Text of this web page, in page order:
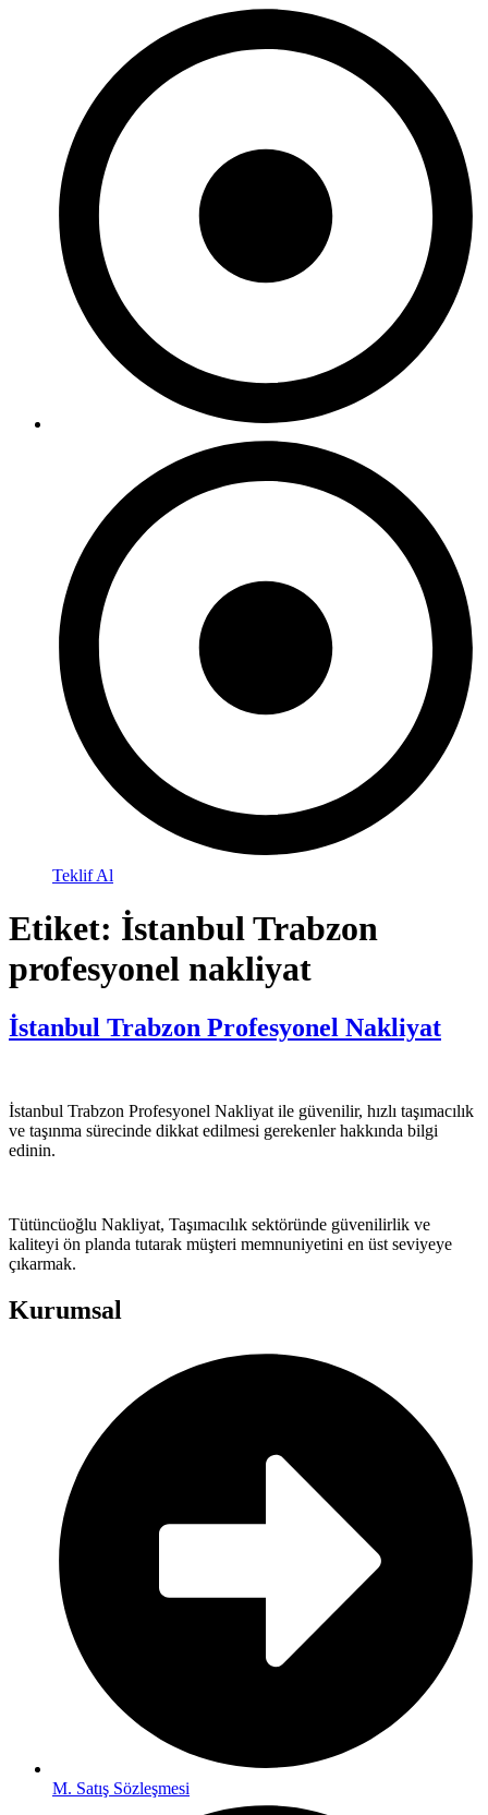
Teklif Al
Etiket: İstanbul Trabzon
profesyonel nakliyat
İstanbul Trabzon Profesyonel Nakliyat
İstanbul Trabzon Profesyonel Nakliyat ile güvenilir, hızlı taşımacılık
ve taşınma sürecinde dikkat edilmesi gerekenler hakkında bilgi
edinin.
Tütüncüoğlu Nakliyat, Taşımacılık sektöründe güvenilirlik ve
kaliteyi ön planda tutarak müşteri memnuniyetini en üst seviyeye
çıkarmak.
Kurumsal
M. Satış Sözleşmesi